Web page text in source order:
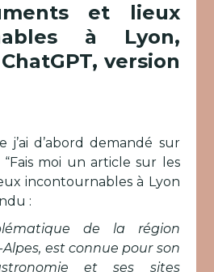
et lieux
à Lyon,
version
j’ai d’abord demandé sur
“Fais moi un article sur les
incontournables à Lyon
:
de la région
est connue pour son
et ses sites